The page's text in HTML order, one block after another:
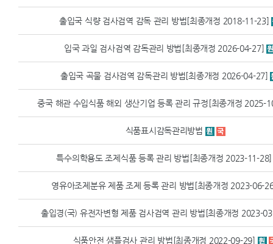
출입국 식량 검사검역 감독 관리 방법[최종개정 2018-11-23]
입국 과일 검사검역 감독관리 방법[최종개정 2026-04-27]
출입국 곡물 검사검역 감독관리 방법[최종개정 2026-04-27]
중국 해관 수입식품 해외 생산기업 등록 관리 규정[최종개정 2025-
식품표시감독관리방법
특수의학용도 조제식품 등록 관리 방법[최종개정 2023-11-28]
영유아조제분유 제품 조제 등록 관리 방법[최종개정 2023-06-
출입경(국) 유전자변형 제품 검사검역 관리 방법[최종개정 2023-
식품안전 샘플검사 관리 방법[최종개정 2022-09-29]